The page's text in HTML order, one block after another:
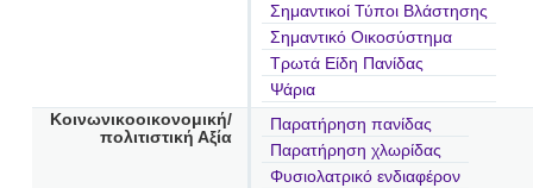
Σημαντικοί Τύποι Βλάστησης
Σημαντικό Οικοσύστημα
Τρωτά Είδη Πανίδας
Ψάρια
Κοινωνικοοικονομική/
πολιτιστική Αξία
Παρατήρηση πανίδας
Παρατήρηση χλωρίδας
Φυσιολατρικό ενδιαφέρον